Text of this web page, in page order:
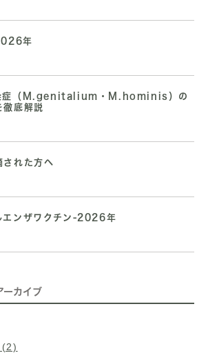
年
染症（M.genitalium・M.hominis）の
徹底解説
された方へ
エンザワクチン-2026年
ーカイブ
(2)